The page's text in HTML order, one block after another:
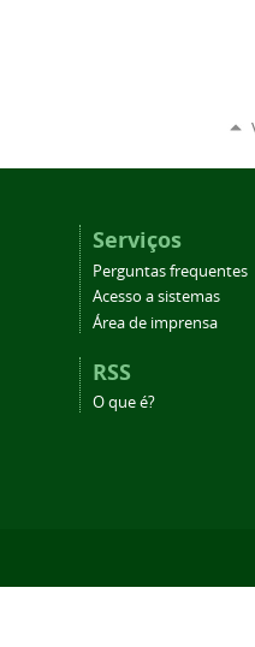
Serviços
Perguntas frequentes
Acesso a sistemas
Área de imprensa
RSS
O que é?